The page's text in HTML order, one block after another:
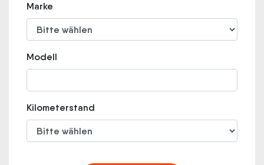
Marke
Modell
Kilometerstand